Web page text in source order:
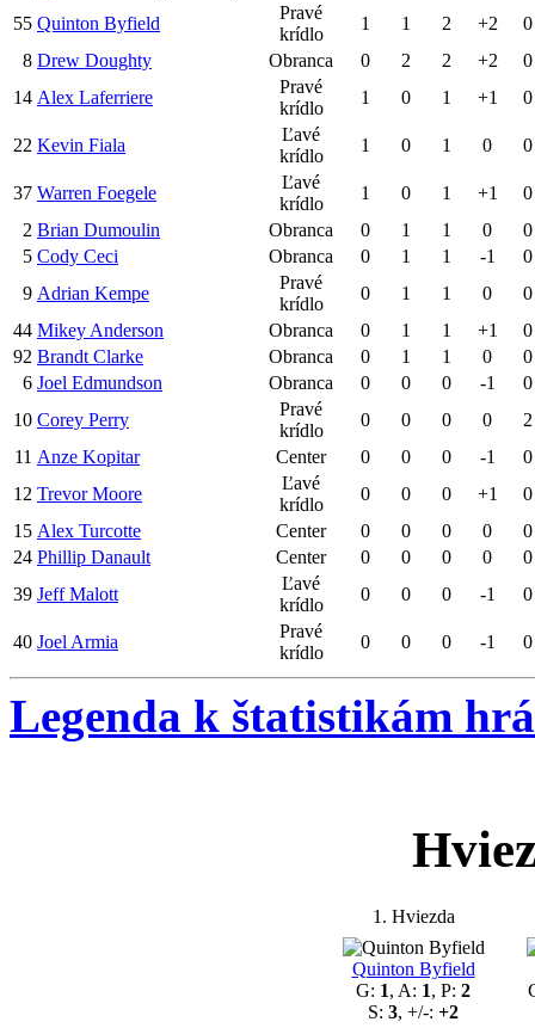
55 Quinton Byfield
Pravé
krídlo
1 1 2 +2
0
8 Drew Doughty Obranca 0 2 2 +2
0
14 Alex Laferriere
Pravé
krídlo
1 0 1 +1 0
22 Kevin Fiala
Ľavé
krídlo
1 0 1 0 0
37 Warren Foegele
Ľavé
krídlo
1 0 1 +1
0
2 Brian Dumoulin Obranca 0 1 1 0
0
5 Cody Ceci Obranca 0 1 1 -1
0
9 Adrian Kempe
Pravé
krídlo
0 1 1 0
0
44 Mikey Anderson Obranca 0 1 1 +1
0
92 Brandt Clarke Obranca 0 1 1 0
0
6 Joel Edmundson Obranca 0 0 0 -1
0
10 Corey Perry
Pravé
krídlo
0 0 0 0
2
11 Anze Kopitar Center 0 0 0 -1
0
12 Trevor Moore
Ľavé
krídlo
0 0 0 +1
0
15 Alex Turcotte Center 0 0 0 0
0
24 Phillip Danault Center 0 0 0 0
0
39 Jeff Malott
Ľavé
krídlo
0 0 0 -1 0
40 Joel Armia
Pravé
krídlo
0 0 0 -1 0
Legenda k štatistikám
1. Hviezda
Quinton Byfield
G: 1, A: 1, P: 2
S: 3, +/-: +2